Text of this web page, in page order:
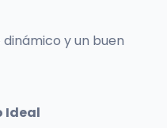
y un buen
Ideal